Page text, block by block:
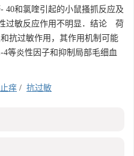
40和氯喹引起的小鼠搔抓反应及
过敏反应作用不明显．结论 荷
抗过敏作用，其作用机制可能
等炎性因子和抑制局部毛细血
止痒 / 抗过敏